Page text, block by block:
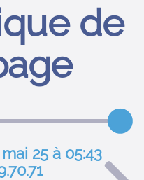
de
25 à 05:43